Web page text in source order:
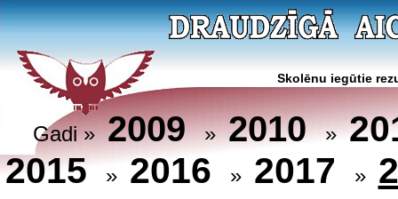
Skolēnu iegūtie
Gadi »2009 »2010 »
2015
» 2016 » 2017 »